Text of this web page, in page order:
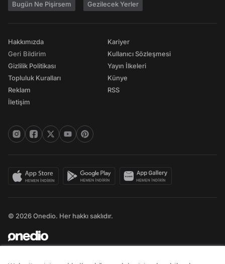
Bugün Ne Pişirsem Gezilecek Yerler
Hakkımızda
Geri Bildirim
Gizlilik Politikası
Topluluk Kuralları
Reklam
İletişim
Kariyer
Kullanıcı Sözleşmesi
Yayın İlkeleri
Künye
RSS
© 2026 Onedio. Her hakkı saklıdır.